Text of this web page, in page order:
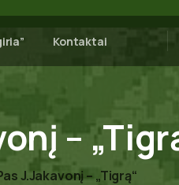
Kontaktai
–
J.Jakavonį – „Tigrą“